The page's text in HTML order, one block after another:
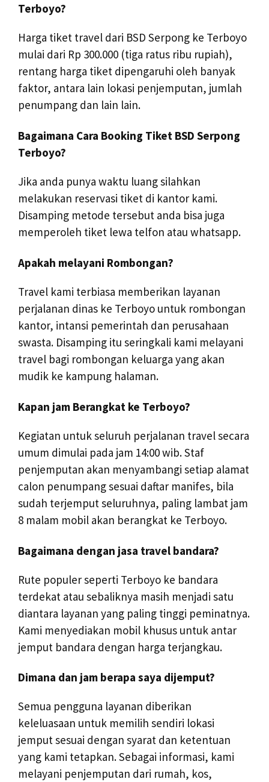
Terboyo?
Harga tiket travel dari BSD Serpong ke Terboyo
mulai dari Rp 300.000 (tiga ratus ribu rupiah),
rentang harga tiket dipengaruhi oleh banyak
faktor, antara lain lokasi penjemputan, jumlah
penumpang dan lain lain.
Bagaimana Cara Booking Tiket BSD Serpong
Terboyo?
Jika anda punya waktu luang silahkan
melakukan reservasi tiket di kantor kami.
Disamping metode tersebut anda bisa juga
memperoleh tiket lewa telfon atau whatsapp.
Apakah melayani Rombongan?
Travel kami terbiasa memberikan layanan
perjalanan dinas ke Terboyo untuk rombongan
kantor, intansi pemerintah dan perusahaan
swasta. Disamping itu seringkali kami melayani
travel bagi rombongan keluarga yang akan
mudik ke kampung halaman.
Kapan jam Berangkat ke Terboyo?
Kegiatan untuk seluruh perjalanan travel secara
umum dimulai pada jam 14:00 wib. Staf
penjemputan akan menyambangi setiap alamat
calon penumpang sesuai daftar manifes, bila
sudah terjemput seluruhnya, paling lambat jam
8 malam mobil akan berangkat ke Terboyo.
Bagaimana dengan jasa travel bandara?
Rute populer seperti Terboyo ke bandara
terdekat atau sebaliknya masih menjadi satu
diantara layanan yang paling tinggi peminatnya.
Kami menyediakan mobil khusus untuk antar
jemput bandara dengan harga terjangkau.
Dimana dan jam berapa saya dijemput?
Semua pengguna layanan diberikan
keleluasaan untuk memilih sendiri lokasi
jemput sesuai dengan syarat dan ketentuan
yang kami tetapkan. Sebagai informasi, kami
melayani penjemputan dari rumah, kos,